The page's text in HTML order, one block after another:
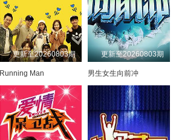
更新至20260803期
Running Man
更新至20260803期
男生女生向前冲